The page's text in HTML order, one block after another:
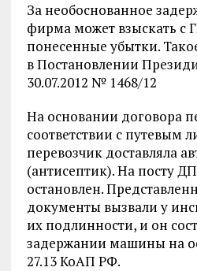
За необоснованное
фирма может взыскать с
понесенные убытки.
в Постановлении
30.07.2012 № 1468/12
На основании договора
соответствии с путевым
перевозчик доставляла
(антисептик). На посту
остановлен.
документы вызвали у
их подлинности, и он
задержании машины на
27.13 КоАП РФ.